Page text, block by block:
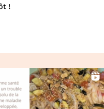
!